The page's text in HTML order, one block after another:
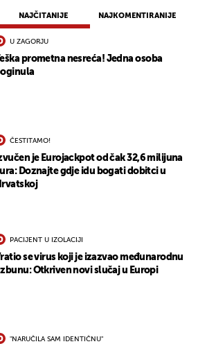
NAJČITANIJE NAJKOMENTIRANIJE
U ZAGORJU
prometna nesreća! Jedna osoba
ČESTITAMO!
je Eurojackpot od čak 32,6 milijuna
Doznajte gdje idu bogati dobitci u
PACIJENT U IZOLACIJI
se virus koji je izazvao međunarodnu
Otkriven novi slučaj u Europi
"NARUČILA SAM IDENTIČNU"